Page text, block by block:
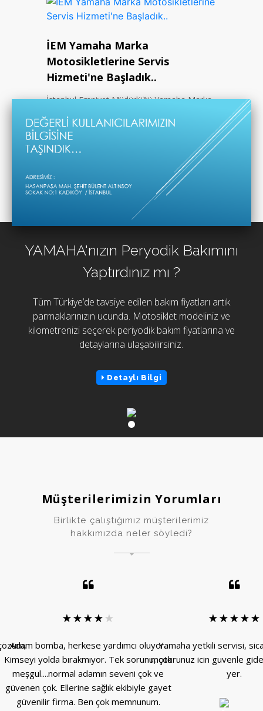
İEM Yamaha Marka
Motosikletlerine Servis
Hizmeti'ne Başladık..
İstanbul Emniyet Müdürlüğü Yamaha Marka
Sağlamaktayız İEM ile çalışmanın
mutluluğunu sizlerle paylaşıyoruz.
YAMAHA'nızın Peryodik Bakımını
Yaptırdınız mı ?
Tüm Türkiye’de tavsiye edilen bakım fiyatları artık
parmaklarınızın ucunda. Motosiklet modeliniz ve
kilometrenizi seçerek periyodik bakım fiyatlarına ve
detaylarına ulaşabilirsiniz.
Detaylı Bilgi
Müşterilerimizin Yorumları
Birlikte çalıştığımız müşterilerimiz
hakkımızda neler söyledi?
★ ★ ★ ★ ★
Adam bomba, herkese yardımcı oluyor.
Kimseyi yolda bırakmıyor. Tek sorunu, çok
meşgul....normal adamın seveni çok ve
güvenen çok. Ellerine sağlık ekibiyle gayet
güvenilir firma. Ben çok memnunum.
★ ★ ★ ★ ★
Yamaha yetkili servisi,
motorunuz icin guvenle
yer.